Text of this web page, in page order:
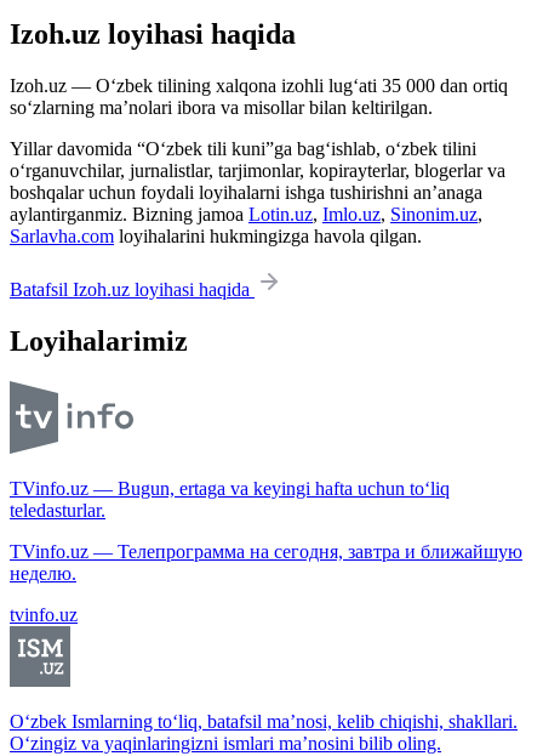
Izoh.uz loyihasi haqida
Izoh.uz — O‘zbek tilining xalqona izohli lug‘ati 35 000 dan ortiq
so‘zlarning ma’nolari ibora va misollar bilan keltirilgan.
Yillar davomida “O‘zbek tili kuni”ga bag‘ishlab, o‘zbek tilini
o‘rganuvchilar, jurnalistlar, tarjimonlar, kopirayterlar, blogerlar va
boshqalar uchun foydali loyihalarni ishga tushirishni an’anaga
aylantirganmiz. Bizning jamoa Lotin.uz, Imlo.uz, Sinonim.uz,
Sarlavha.com loyihalarini hukmingizga havola qilgan.
Batafsil Izoh.uz loyihasi haqida
Loyihalarimiz
TVinfo.uz — Bugun, ertaga va keyingi hafta uchun to‘liq
teledasturlar.
TVinfo.uz — Телепрограмма на сегодня, завтра и ближайшую
неделю.
tvinfo.uz
O‘zbek Ismlarning to‘liq, batafsil ma’nosi, kelib chiqishi, shakllari.
O‘zingiz va yaqinlaringizni ismlari ma’nosini bilib oling.